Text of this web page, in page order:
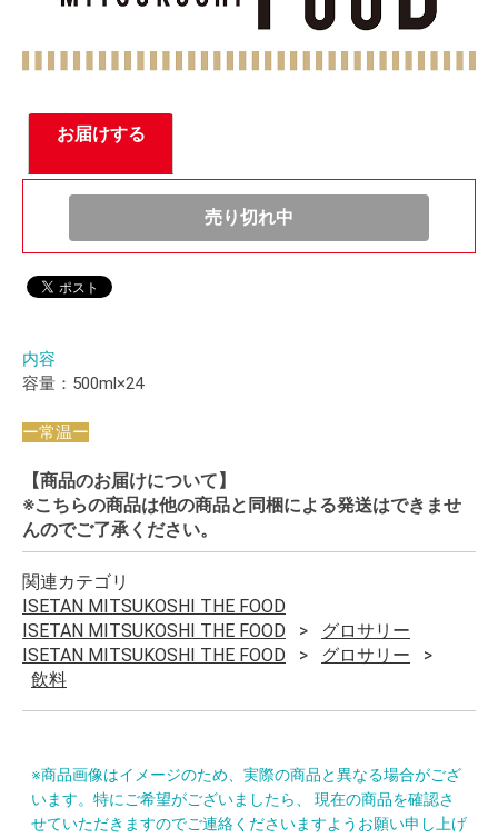
お届けする
売り切れ中
内容
容量：500ml×24
ー常温ー
【商品のお届けについて】
※こちらの商品は他の商品と同梱による発送はできませ
んのでご了承ください。
関連カテゴリ
ISETAN MITSUKOSHI THE FOOD
ISETAN MITSUKOSHI THE FOOD
グロサリー
ISETAN MITSUKOSHI THE FOOD
グロサリー
飲料
※商品画像はイメージのため、実際の商品と異なる場合がござ
います。特にご希望がございましたら、 現在の商品を確認さ
せていただきますのでご連絡くださいますようお願い申し上げ